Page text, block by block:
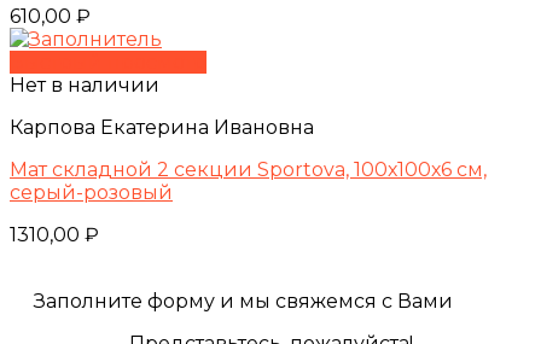
610,00 ₽
Нет в наличии
Карпова Екатерина Ивановна
Мат складной 2 секции Sportova, 100х100х6 см,
серый-розовый
1310,00 ₽
Заполните форму и мы свяжемся с Вами